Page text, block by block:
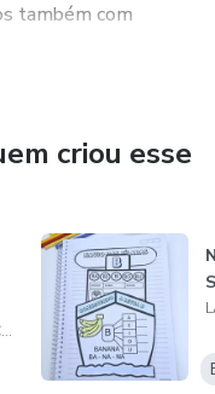
também com
tornar o dia a dia
deixar o ensino
por nossas crianças,
e venha
criou esse
LABIRINTO DA EDUCAÇÃO